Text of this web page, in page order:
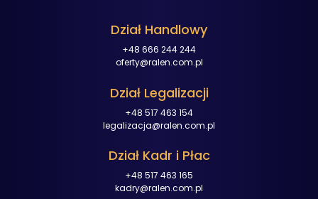
Dział Handlowy
+48 666 244 244
oferty@ralen.com.pl
Dział Legalizacji
+48 517 463 154
legalizacja@ralen.com.pl
Dział Kadr i Płac
+48 517 463 165
kadry@ralen.com.pl